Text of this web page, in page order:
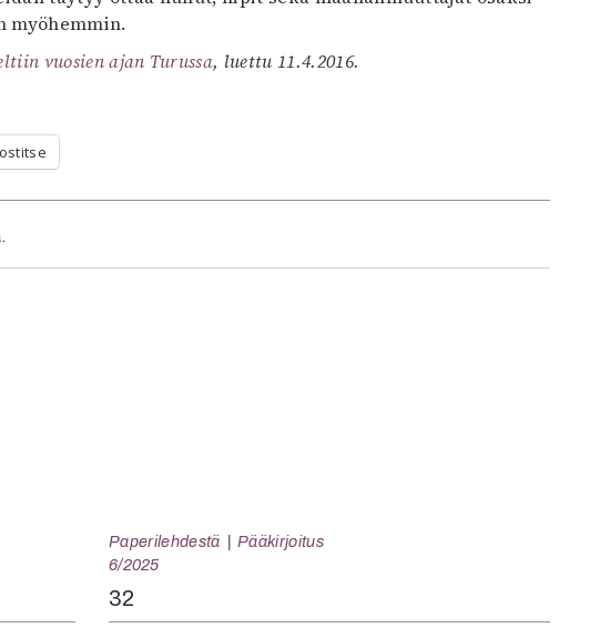
myöhemmin.
vuosien ajan Turussa, luettu 11.4.2016.
Paperilehdestä
Pääkirjoitus
6/2025
32